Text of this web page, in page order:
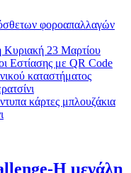
φοροαπαλλαγών
Κυριακή 23 Μαρτίου
Εστίασης με QR Code
καταστήματος
κάρτες μπλουζάκια
Η μεγάλη